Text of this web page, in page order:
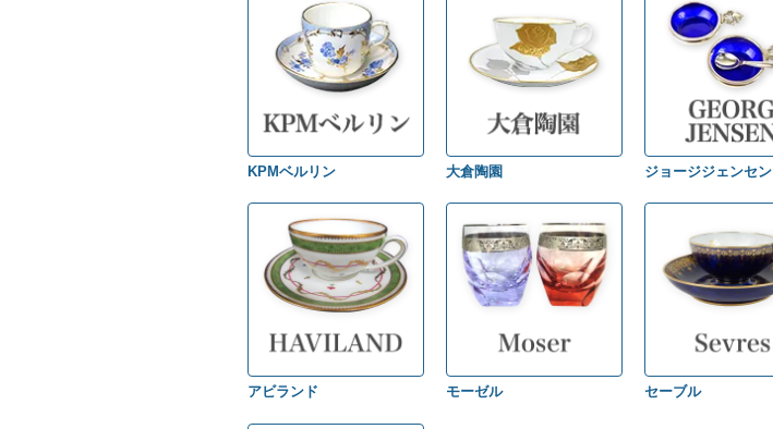
KPMベルリン 大倉陶園 ジョージジェンセン
アビランド モーゼル セーブル